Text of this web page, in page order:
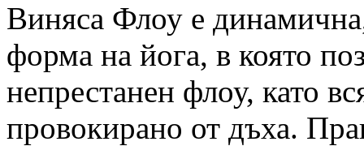
Виняса Флоу е
форма на йога, в която
непрестанен флоу, като
провокирано от дъха.